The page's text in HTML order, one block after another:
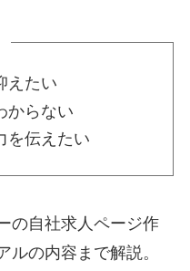
えたい
からない
を伝えたい
の自社求人ページ作
ルの内容まで解説。